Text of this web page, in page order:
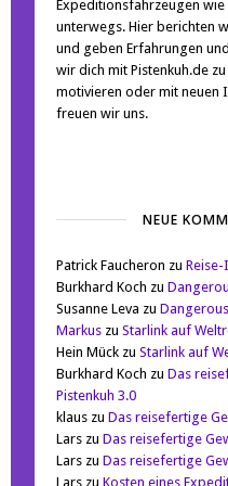
Expeditionsfahrzeugen wie
unterwegs. Hier berichten
und geben Erfahrungen
wir dich mit Pistenkuh.de
motivieren oder mit neuen
freuen wir uns.
NEUE
Patrick Faucheron zu
Burkhard Koch zu
Susanne Leva zu
Markus zu Starlink auf
Hein Mück zu Starlink auf
Burkhard Koch zu Das
Pistenkuh 3.0
klaus zu Das reisefertige
Lars zu Das reisefertige
Lars zu Das reisefertige
Lars zu Kosten eines